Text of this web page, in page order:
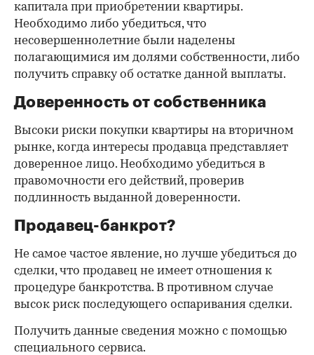
капитала при приобретении квартиры.
Необходимо либо убедиться, что
несовершеннолетние были наделены
полагающимися им долями собственности, либо
получить справку об остатке данной выплаты.
Доверенность от собственника
Высоки риски покупки квартиры на вторичном
рынке, когда интересы продавца представляет
доверенное лицо. Необходимо убедиться в
правомочности его действий, проверив
подлинность выданной доверенности.
Продавец-банкрот?
Не самое частое явление, но лучше убедиться до
сделки, что продавец не имеет отношения к
процедуре банкротства. В противном случае
высок риск последующего оспаривания сделки.
Получить данные сведения можно с помощью
специального сервиса.